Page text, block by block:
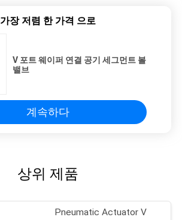
가장 저렴 한 가격 으로
V 포트 웨이퍼 연결 공기 세그먼트 볼
밸브
계속하다
상위 제품
Pneumatic Actuator V